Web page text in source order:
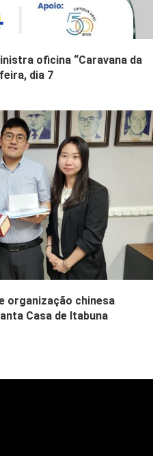
oficina “Caravana da
dia 7
organização chinesa
Casa de Itabuna